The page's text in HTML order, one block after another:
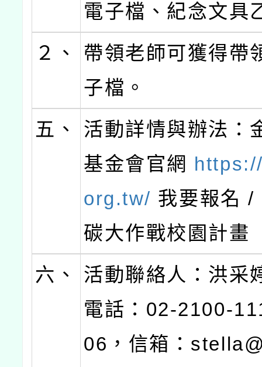
電子檔、紀念文具
２、
帶領老師可獲得帶
子檔。
五、
活動詳情與辦法：
基金會官網
org.tw/ 我要報名 /
碳大作戰校園計畫
六、
活動聯絡人：洪采
電話：02-2100-
06，信箱：